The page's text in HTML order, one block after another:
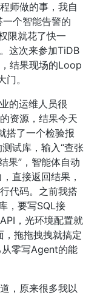
师做的事，我自
个智能告警的
限就花了快一
这次来参加TiDB
结果现场的Loop
。
的运维人员很
资源，结果今天
搭了一个检验报
试库，输入“查张
果”，智能体自动
直接返回结果，
代码。之前我搭
，要写SQL接
，光环境配置就
拖拖拽拽就搞定
零写Agent的能
，原来很多我以